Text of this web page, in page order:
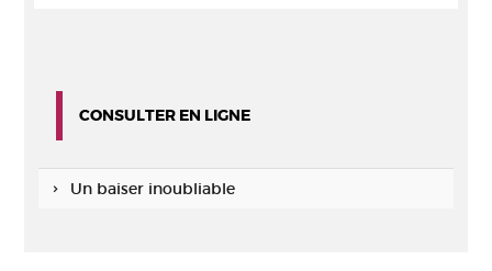
CONSULTER EN LIGNE
Un baiser inoubliable